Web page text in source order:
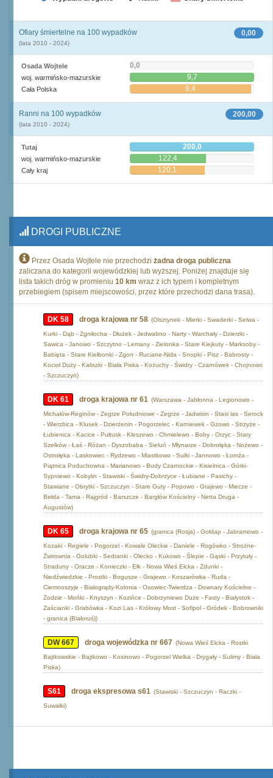
0,00
Ofiary śmiertelne na 100 wypadków
(lata 2010 - 2024)
Osada Wojtele 0,0
woj. warmińsko-mazurskie 9,7
Cała Polska 9,4
200,00
Ranni na 100 wypadków
(lata 2010 - 2024)
Tutaj 200,0
woj. warmińsko-mazurskie 122,4
Cały kraj 120,1
DROGI PUBLICZNE
Przez Osada Wojtele nie przechodzi żadna droga publiczna
zaliczana do kategorii wojewódzkiej lub wyższej. Poniżej znajduje się
lista takich dróg w promieniu 10 km wraz z ich typem i kompletnym
przebiegiem (spisem miejscowości, przez które przechodzi dana trasa).
DK 58 droga krajowa nr 58 (Olsztynek - Mierki - Swaderki - Selwa -
Kurki - Dąb - Zgniłocha - Dłużek - Jedwabno - Narty - Warchały - Dzierzki -
Sawica - Janowo - Szczytno - Lemany - Zielonka - Stare Kiejkuty - Marksoby -
Babięta - Stare Kiełbonki - Zgon - Ruciane-Nida - Snopki - Pisz - Babrosty -
Kocioł Duży - Kaliszki - Biała Piska - Kożuchy - Świdry - Czarnówek - Chojnowo
- Szczuczyn)
DK 61 droga krajowa nr 61 (Warszawa - Jabłonna - Legionowo -
Michałów-Reginów - Zegrze Południowe - Zegrze - Jadwisin - Stasi las - Serock
- Wierzbica - Klusek - Dzierżenin - Pogorzelec - Karniewek - Gzowo - Strzyże -
Łubienica - Kacice - Pułtusk - Kleszewo - Chmielewo - Boby - Orzyc - Stary
Szelków - Łaś - Różan - Dyszobaba - Sieluń - Młynarze - Dobrołęka - Nożewo -
Ostrołęka - Laskowiec - Rydzewo - Miastkowo - Sulki - Jannowo - Łomża -
Piątnica Poduchowna - Marianowo - Budy Czarnockie - Kisielnica - Górki-
Sypniewo - Kobylin - Stawiski - Świdry-Dobrzyce - Łubiane - Pasichy -
Stawiane - Obrytki - Szczuczyn - Stare Guty - Popowo - Grajewo - Miecze -
Bełda - Tama - Rajgród - Barszcze - Bargłów Kościelny - Netta Druga -
Augustów)
DK 65 droga krajowa nr 65 (granica (Rosja) - Gołdap - Jabramowo -
Kozaki - Regiele - Pogorzel - Kowale Oleckie - Daniele - Rogówko - Strożne-
Żwirownia - Golubki - Sedranki - Olecko - Kukowo - Ślepie - Gąski - Przytuły -
Straduny - Oracze - Konieczki - Ełk - Nowa Wieś Ełcka - Zdunki -
Niedźwiedzkie - Prostki - Bogusze - Grajewo - Koszarówka - Ruda -
Ciemnoszyje - Białogrądy-Kolonia - Osowiec-Twierdza - Downary Kościelne -
Żodzie - Mońki - Knyszyn - Kozińce - Dobrzyniewo Duże - Fasty - Białystok -
Zaścianki - Grabówka - Kozi Las - Królowy Most - Sofipol - Gródek - Bobrowniki
- granica (Białoruś))
DW 667 droga wojewódzka nr 667 (Nowa Wieś Ełcka - Rostki
Bajtkowskie - Bajtkowo - Kosinowo - Pogorzel Wielka - Drygały - Sulimy - Biała
Piska)
S61 droga ekspresowa s61 (Stawiski - Szczuczyn - Raczki -
Suwałki)